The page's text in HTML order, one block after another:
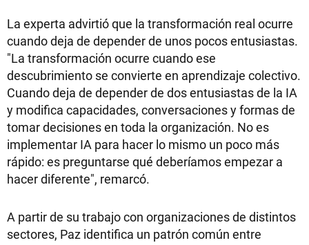
La experta advirtió que la transformación real ocurre
cuando deja de depender de unos pocos entusiastas.
"La transformación ocurre cuando ese
descubrimiento se convierte en aprendizaje colectivo.
Cuando deja de depender de dos entusiastas de la IA
y modifica capacidades, conversaciones y formas de
tomar decisiones en toda la organización. No es
implementar IA para hacer lo mismo un poco más
rápido: es preguntarse qué deberíamos empezar a
hacer diferente", remarcó.
A partir de su trabajo con organizaciones de distintos
sectores, Paz identifica un patrón común entre